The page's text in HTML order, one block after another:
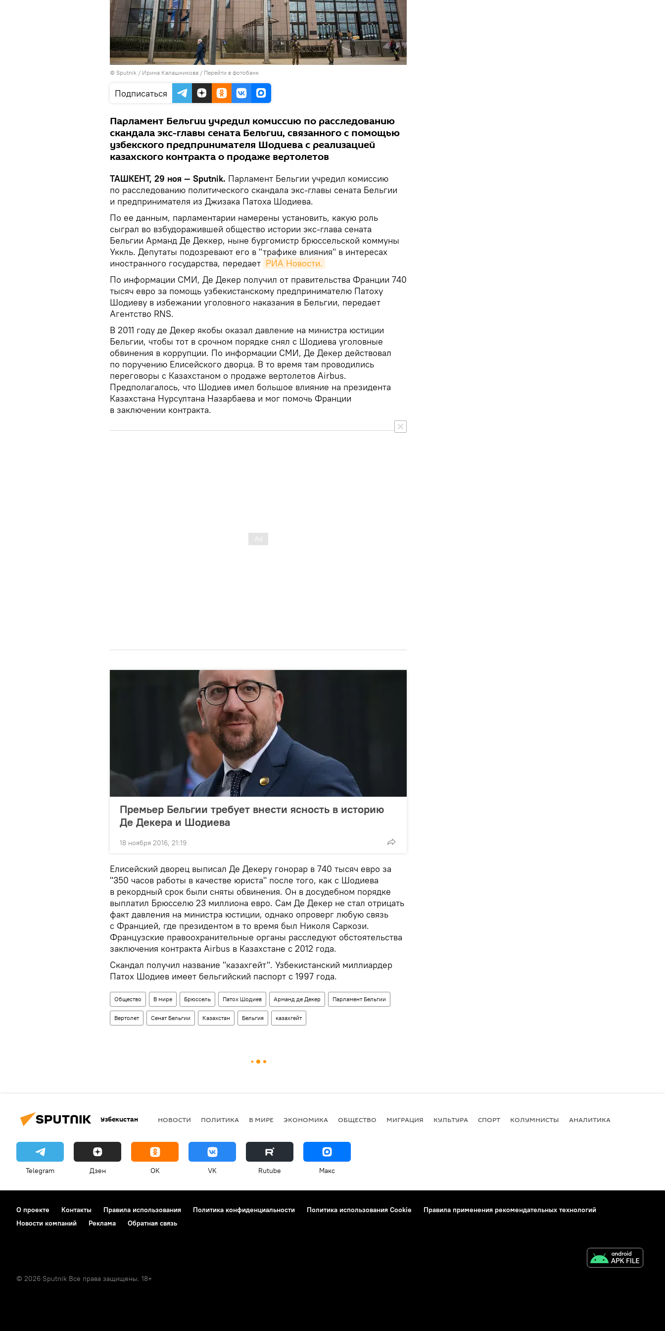
© Sputnik / Ирина Калашникова / Перейти в фотобанк
Подписаться
Парламент Бельгии учредил комиссию по расследованию
скандала экс-главы сената Бельгии, связанного с помощью
узбекского предпринимателя Шодиева с реализацией
казахского контракта о продаже вертолетов
ТАШКЕНТ, 29 ноя — Sputnik. Парламент Бельгии учредил комиссию
по расследованию политического скандала экс-главы сената Бельгии
и предпринимателя из Джизака Патоха Шодиева.
По ее данным, парламентарии намерены установить, какую роль
сыграл во взбудоражившей общество истории экс-глава сената
Бельгии Арманд Де Деккер, ныне бургомистр брюссельской коммуны
Уккль. Депутаты подозревают его в "трафике влияния" в интересах
иностранного государства, передает РИА Новости.
По информации СМИ, Де Декер получил от правительства Франции 740
тысяч евро за помощь узбекистанскому предпринимателю Патоху
Шодиеву в избежании уголовного наказания в Бельгии, передает
Агентство RNS.
В 2011 году де Декер якобы оказал давление на министра юстиции
Бельгии, чтобы тот в срочном порядке снял с Шодиева уголовные
обвинения в коррупции. По информации СМИ, Де Декер действовал
по поручению Елисейского дворца. В то время там проводились
переговоры с Казахстаном о продаже вертолетов Airbus.
Предполагалось, что Шодиев имел большое влияние на президента
Казахстана Нурсултана Назарбаева и мог помочь Франции
в заключении контракта.
Премьер Бельгии требует внести ясность в историю
Де Декера и Шодиева
18 ноября 2016, 21:19
Елисейский дворец выписал Де Декеру гонорар в 740 тысяч евро за
"350 часов работы в качестве юриста" после того, как с Шодиева
в рекордный срок были сняты обвинения. Он в досудебном порядке
выплатил Брюсселю 23 миллиона евро. Сам Де Декер не стал отрицать
факт давления на министра юстиции, однако опроверг любую связь
с Францией, где президентом в то время был Николя Саркози.
Французские правоохранительные органы расследуют обстоятельства
заключения контракта Airbus в Казахстане с 2012 года.
Скандал получил название "казахгейт". Узбекистанский миллиардер
Патох Шодиев имеет бельгийский паспорт с 1997 года.
Общество В мире Брюссель Патох Шодиев Арманд де Декер Парламент Бельгии
Вертолет Сенат Бельгии Казахстан Бельгия казахгейт
Узбекистан НОВОСТИ ПОЛИТИКА В МИРЕ ЭКОНОМИКА ОБЩЕСТВО МИГРАЦИЯ КУЛЬТУРА СПОРТ КОЛУМНИСТЫ АНАЛИТИКА
Telegram Дзен OK VK Rutube Макс
О проекте Контакты Правила использования Политика конфиденциальности Политика использования Cookie
Правила применения рекомендательных технологий
Новости компаний
Реклама Обратная связь
© 2026 Sputnik Все права защищены. 18+